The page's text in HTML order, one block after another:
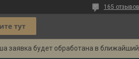
165 отзывов
заявка будет обработана в